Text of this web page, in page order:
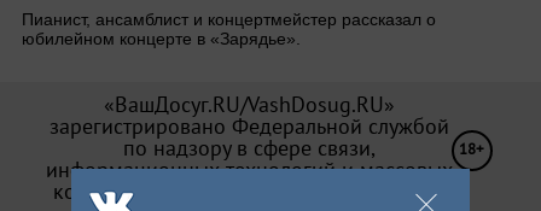
Пианист, ансамблист и концертмейстер рассказал о
юбилейном концерте в «Зарядье».
«ВашДосуг.RU/VashDosug.RU»
зарегистрировано Федеральной службой
по надзору в сфере связи,
информационных технологий и массовых
коммуникаций (Роскомнадзор). Св-во Эл
18+